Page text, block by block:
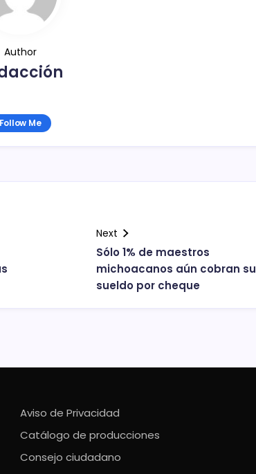
Author
Follow Me
Next
Sólo 1% de maestros
michoacanos aún cobran su
sueldo por cheque
Aviso de Privacidad
Catálogo de producciones
Consejo ciudadano